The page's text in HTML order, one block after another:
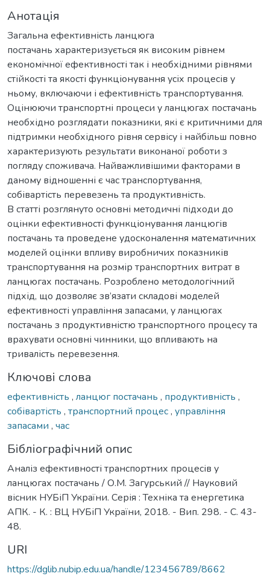
Анотація
Загальна ефективність ланцюга
постачань характеризується як високим рівнем
економічної ефективності так і необхідними рівнями
стійкості та якості функціонування усіх процесів у
ньому, включаючи і ефективність транспортування.
Оцінюючи транспортні процеси у ланцюгах постачань
необхідно розглядати показники, які є критичними для
підтримки необхідного рівня сервісу і найбільш повно
характеризують результати виконаної роботи з
погляду споживача. Найважливішими факторами в
даному відношенні є час транспортування,
собівартість перевезень та продуктивність.
В статті розглянуто основні методичні підходи до
оцінки ефективності функціонування ланцюгів
постачань та проведене удосконалення математичних
моделей оцінки впливу виробничих показників
транспортування на розмір транспортних витрат в
ланцюгах постачань. Розроблено методологічний
підхід, що дозволяє зв’язати складові моделей
ефективності управління запасами, у ланцюгах
постачань з продуктивністю транспортного процесу та
врахувати основні чинники, що впливають на
тривалість перевезення.
Ключові слова
ефективність , ланцюг постачань , продуктивність ,
собівартість , транспортний процес, управління
запасами , час
Бібліографічний опис
Аналіз ефективності транспортних процесів у
ланцюгах постачань / О.М. Загурський // Науковий
вісник НУБіП України. Серія : Техніка та енергетика
АПК. - К. : ВЦ НУБіП України, 2018. - Вип. 298. - С. 43-
48.
URI
https://dglib.nubip.edu.ua/handle/123456789/8662